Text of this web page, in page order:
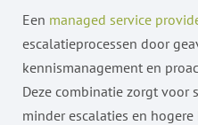
Een managed service
escalatieprocessen door
kennismanagement en
Deze combinatie zorgt
minder escalaties en